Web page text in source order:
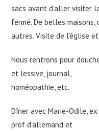
sacs avant d’aller visiter
fermé. De belles
autres. Visite de l’église
Nous rentrons pour
et lessive, journal,
homéopathie, etc.
Dîner avec Marie-Odile, ex
prof d’allemand et